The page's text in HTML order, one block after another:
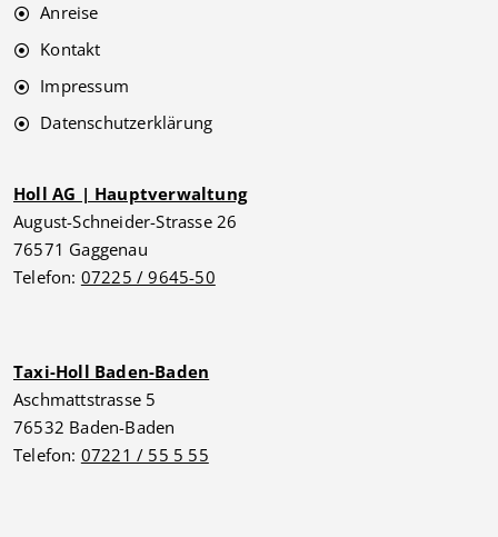
Anreise
Kontakt
Impressum
Datenschutzerklärung
Holl AG | Hauptverwaltung
August-Schneider-Strasse 26
76571 Gaggenau
Telefon: 07225 / 9645-50
Taxi-Holl Baden-Baden
Aschmattstrasse 5
76532 Baden-Baden
Telefon: 07221 / 55 5 55